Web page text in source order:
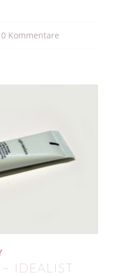
0 Kommentare
IDEALIST